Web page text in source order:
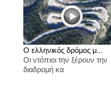
Ο ελληνικός δρόμος μ...
Οι ντόπιοι την ξέρουν την
διαδρομή κα